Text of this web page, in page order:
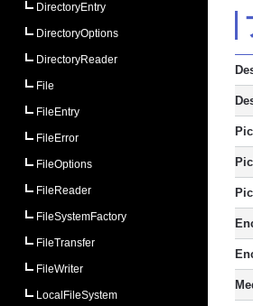
DirectoryEntry
DirectoryOptions
DirectoryReader
File
FileEntry
FileError
FileOptions
FileReader
FileSystemFactory
FileTransfer
FileWriter
LocalFileSystem